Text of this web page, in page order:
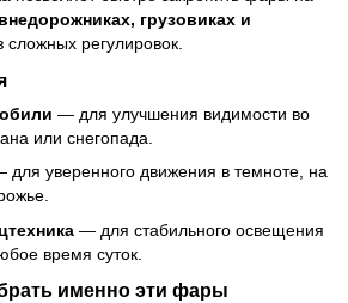
грузовиках и
сложных регулировок.
— для улучшения видимости во
или снегопада.
для уверенного движения в темноте, на
— для стабильного освещения
время суток.
именно эти фары